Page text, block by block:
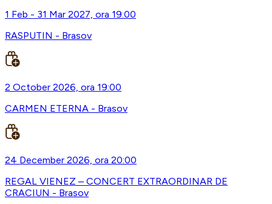
1 Feb - 31 Mar 2027, ora 19:00
RASPUTIN - Brasov
2 October 2026, ora 19:00
CARMEN ETERNA - Brasov
24 December 2026, ora 20:00
REGAL VIENEZ – CONCERT EXTRAORDINAR DE
CRACIUN - Brasov